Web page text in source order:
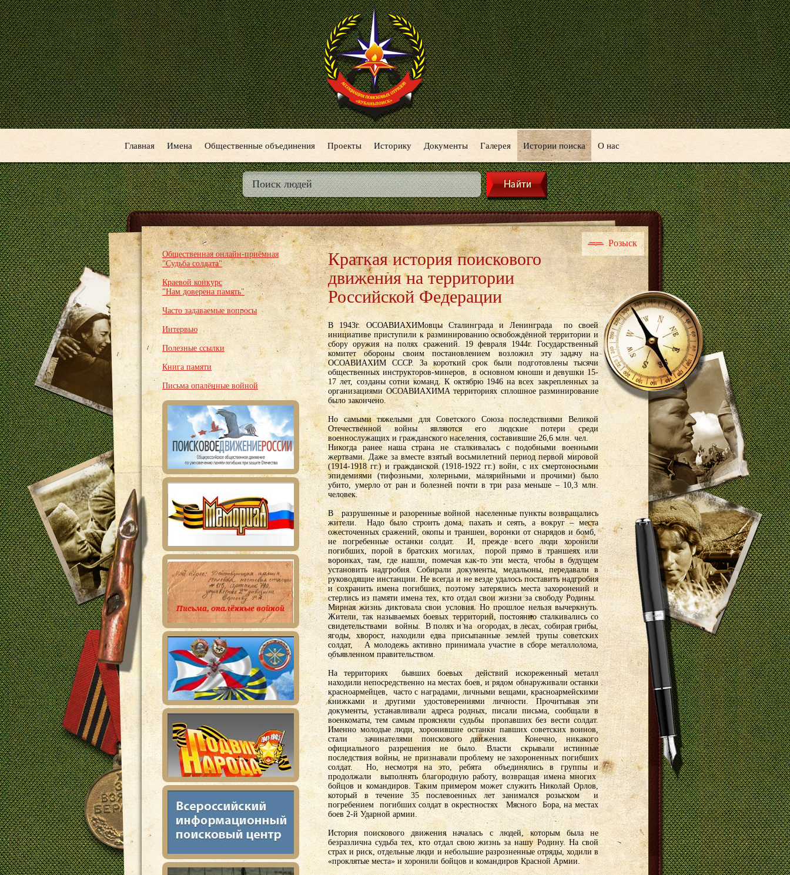
Главная Имена Общественные объединения Проекты Историку Документы Галерея Истории поиска О нас
Общественная онлайн-приёмная
"Судьба солдата"
Краевой конкурс
"Нам доверена память"
Часто задаваемые вопросы
Интервью
Полезные ссылки
Книга памяти
Письма опалённые войной
Розыск
Краткая история поискового
движения на территории
Российской Федерации
В 1943г. ОСОАВИАХИМовцы Сталинграда и Ленинграда по своей
инициативе приступили к разминированию освобождённой территории и
сбору оружия на полях сражений. 19 февраля 1944г. Государственный
комитет обороны своим постановлением возложил эту задачу на
ОСОАВИАХИМ СССР. За короткий срок были подготовлены тысячи
общественных инструкторов-минеров, в основном юноши и девушки 15-
17 лет, созданы сотни команд. К октябрю 1946 на всех закрепленных за
организациями ОСОАВИАХИМА территориях сплошное разминирование
было закончено.
Но самыми тяжелыми для Советского Союза последствиями Великой
Отечественной войны являются его людские потери среди
военнослужащих и гражданского населения, составившие 26,6 млн. чел.
Никогда ранее наша страна не сталкивалась с подобными военными
жертвами. Даже за вместе взятый восьмилетний период первой мировой
(1914-1918 гг.) и гражданской (1918-1922 гг.) войн, с их смертоносными
эпидемиями (тифозными, холерными, малярийными и прочими) было
убито, умерло от ран и болезней почти в три раза меньше – 10,3 млн.
человек.
В разрушенные и разоренные войной населенные пункты возвращались
жители. Надо было строить дома, пахать и сеять, а вокруг – места
ожесточенных сражений, окопы и траншеи, воронки от снарядов и бомб,
не погребенные останки солдат. И, прежде всего люди хоронили
погибших, порой в братских могилах, порой прямо в траншеях или
воронках, там, где нашли, помечая как-то эти места, чтобы в будущем
установить надгробия. Собирали документы, медальоны, передавали в
руководящие инстанции. Не всегда и не везде удалось поставить надгробия
и сохранить имена погибших, поэтому затерялись места захоронений и
стерлись из памяти имена тех, кто отдал свои жизни за свободу Родины.
Мирная жизнь диктовала свои условия. Но прошлое нельзя вычеркнуть.
Жители, так называемых боевых территорий, постоянно сталкивались со
свидетельствами войны. В полях и на огородах, в лесах, собирая грибы,
ягоды, хворост, находили едва присыпанные землей трупы советских
солдат, А молодежь активно принимала участие в сборе металлолома,
объявленном правительством.
На территориях бывших боевых действий искореженный металл
находили непосредственно на местах боев, и рядом обнаруживали останки
красноармейцев, часто с наградами, личными вещами, красноармейскими
книжками и другими удостоверениями личности. Прочитывая эти
документы, устанавливали адреса родных, писали письма, сообщали в
военкоматы, тем самым проясняли судьбы пропавших без вести солдат.
Именно молодые люди, хоронившие останки павших советских воинов,
стали зачинателями поискового движения. Конечно, никакого
официального разрешения не было. Власти скрывали истинные
последствия войны, не признавали проблему не захороненных погибших
солдат. Но, несмотря на это, ребята объединялись в группы и
продолжали выполнять благородную работу, возвращая имена многих
бойцов и командиров. Таким примером может служить Николай Орлов,
который в течение 35 послевоенных лет занимался розыском и
погребением погибших солдат в окрестностях Мясного Бора, на местах
боев 2-й Ударной армии.
История поискового движения началась с людей, которым была не
безразлична судьба тех, кто отдал свою жизнь за нашу Родину. На свой
страх и риск, отдельные люди и небольшие разрозненные отряды, ходили в
«проклятые места» и хоронили бойцов и командиров Красной Армии.